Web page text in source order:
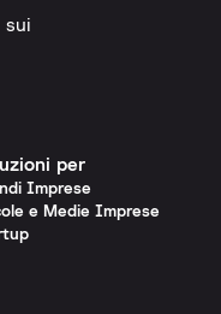
sui
per
Imprese
e Medie Imprese